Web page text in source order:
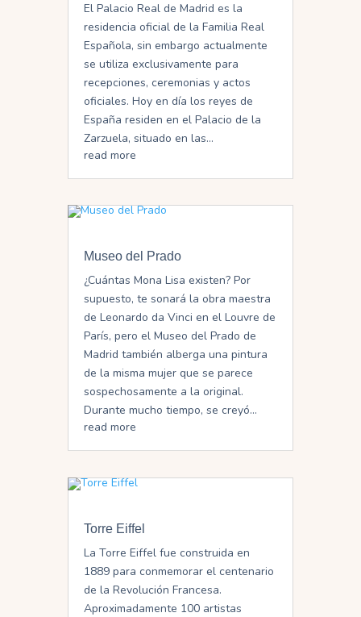
El Palacio Real de Madrid es la
residencia oficial de la Familia Real
Española, sin embargo actualmente
se utiliza exclusivamente para
recepciones, ceremonias y actos
oficiales. Hoy en día los reyes de
España residen en el Palacio de la
Zarzuela, situado en las...
read more
Museo del Prado
¿Cuántas Mona Lisa existen? Por
supuesto, te sonará la obra maestra
de Leonardo da Vinci en el Louvre de
París, pero el Museo del Prado de
Madrid también alberga una pintura
de la misma mujer que se parece
sospechosamente a la original.
Durante mucho tiempo, se creyó...
read more
Torre Eiffel
La Torre Eiffel fue construida en
1889 para conmemorar el centenario
de la Revolución Francesa.
Aproximadamente 100 artistas